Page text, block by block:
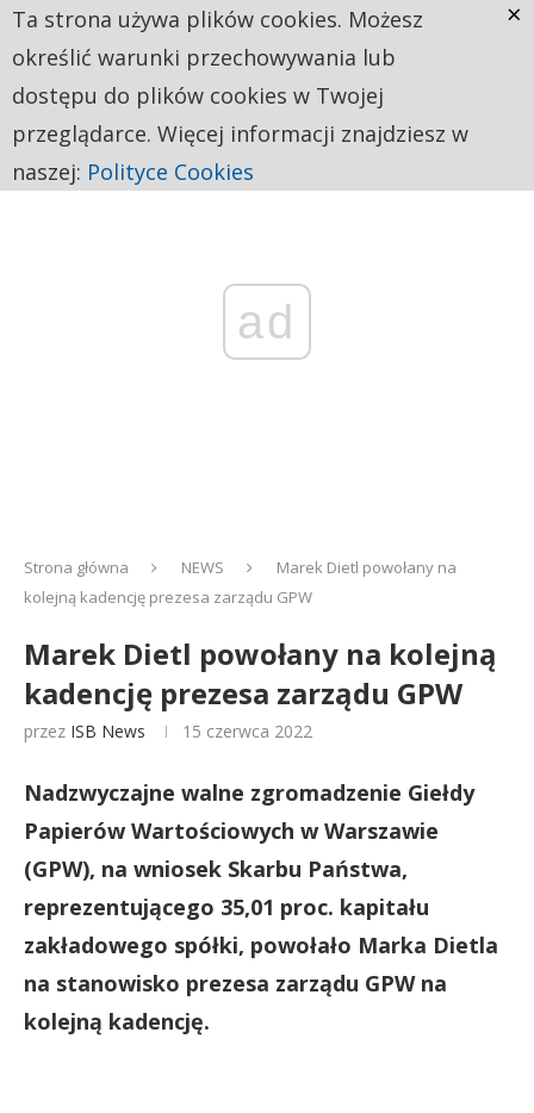
ad
Strona główna NEWS
Marek Dietl powołany na
kolejną kadencję prezesa zarządu GPW
Marek Dietl powołany na kolejną
kadencję prezesa zarządu GPW
przez ISB News 15 czerwca 2022
Nadzwyczajne walne zgromadzenie Giełdy
Papierów Wartościowych w Warszawie
(GPW), na wniosek Skarbu Państwa,
reprezentującego 35,01 proc. kapitału
zakładowego spółki, powołało Marka Dietla
na stanowisko prezesa zarządu GPW na
kolejną kadencję.
Ta strona używa plików cookies. Możesz
określić warunki przechowywania lub
dostępu do plików cookies w Twojej
przeglądarce. Więcej informacji znajdziesz w
naszej: Polityce Cookies
×